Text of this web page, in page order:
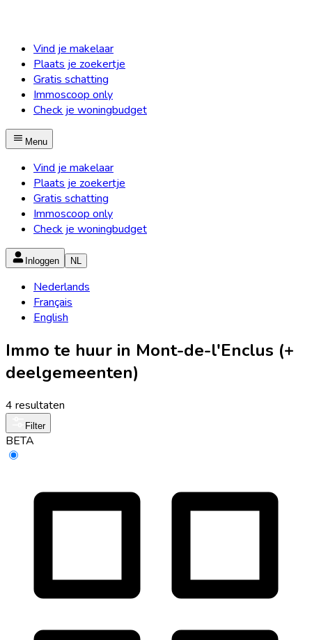
Vind je makelaar
Plaats je zoekertje
Gratis schatting
Immoscoop only
Check je woningbudget
Menu
Vind je makelaar
Plaats je zoekertje
Gratis schatting
Immoscoop only
Check je woningbudget
Inloggen NL
Nederlands
Français
English
Immo te huur in Mont-de-l'Enclus (+
deelgemeenten)
4 resultaten
Filter
BETA